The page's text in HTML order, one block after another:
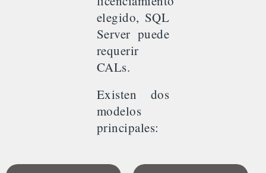
elegido, SQL
Server puede
requerir
CALs.
Existen dos
modelos
principales: